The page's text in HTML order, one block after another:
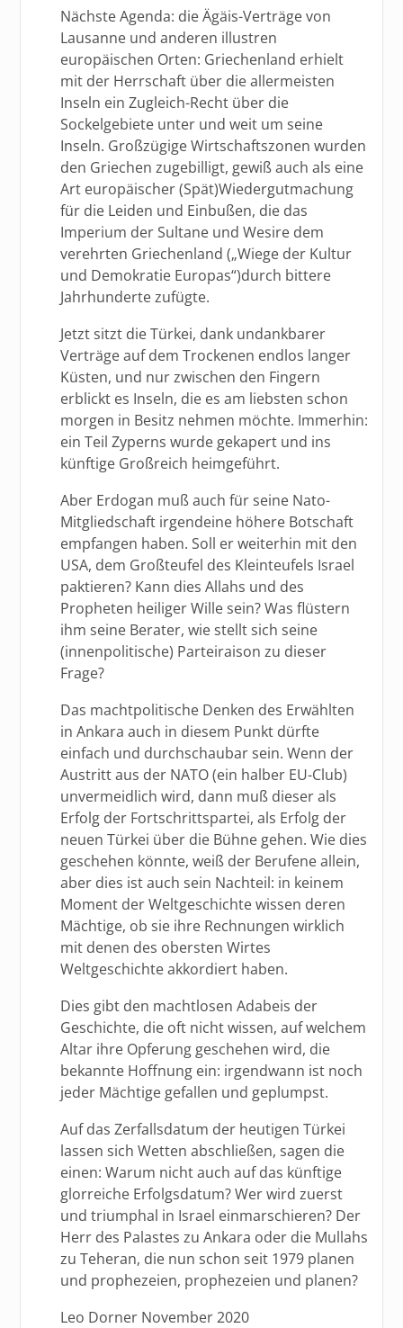
Nächste Agenda: die Ägäis-Verträge von
Lausanne und anderen illustren
europäischen Orten: Griechenland erhielt
mit der Herrschaft über die allermeisten
Inseln ein Zugleich-Recht über die
Sockelgebiete unter und weit um seine
Inseln. Großzügige Wirtschaftszonen wurden
den Griechen zugebilligt, gewiß auch als eine
Art europäischer (Spät)Wiedergutmachung
für die Leiden und Einbußen, die das
Imperium der Sultane und Wesire dem
verehrten Griechenland („Wiege der Kultur
und Demokratie Europas“)durch bittere
Jahrhunderte zufügte.
Jetzt sitzt die Türkei, dank undankbarer
Verträge auf dem Trockenen endlos langer
Küsten, und nur zwischen den Fingern
erblickt es Inseln, die es am liebsten schon
morgen in Besitz nehmen möchte. Immerhin:
ein Teil Zyperns wurde gekapert und ins
künftige Großreich heimgeführt.
Aber Erdogan muß auch für seine Nato-
Mitgliedschaft irgendeine höhere Botschaft
empfangen haben. Soll er weiterhin mit den
USA, dem Großteufel des Kleinteufels Israel
paktieren? Kann dies Allahs und des
Propheten heiliger Wille sein? Was flüstern
ihm seine Berater, wie stellt sich seine
(innenpolitische) Parteiraison zu dieser
Frage?
Das machtpolitische Denken des Erwählten
in Ankara auch in diesem Punkt dürfte
einfach und durchschaubar sein. Wenn der
Austritt aus der NATO (ein halber EU-Club)
unvermeidlich wird, dann muß dieser als
Erfolg der Fortschrittspartei, als Erfolg der
neuen Türkei über die Bühne gehen. Wie dies
geschehen könnte, weiß der Berufene allein,
aber dies ist auch sein Nachteil: in keinem
Moment der Weltgeschichte wissen deren
Mächtige, ob sie ihre Rechnungen wirklich
mit denen des obersten Wirtes
Weltgeschichte akkordiert haben.
Dies gibt den machtlosen Adabeis der
Geschichte, die oft nicht wissen, auf welchem
Altar ihre Opferung geschehen wird, die
bekannte Hoffnung ein: irgendwann ist noch
jeder Mächtige gefallen und geplumpst.
Auf das Zerfallsdatum der heutigen Türkei
lassen sich Wetten abschließen, sagen die
einen: Warum nicht auch auf das künftige
glorreiche Erfolgsdatum? Wer wird zuerst
und triumphal in Israel einmarschieren? Der
Herr des Palastes zu Ankara oder die Mullahs
zu Teheran, die nun schon seit 1979 planen
und prophezeien, prophezeien und planen?
Leo Dorner November 2020